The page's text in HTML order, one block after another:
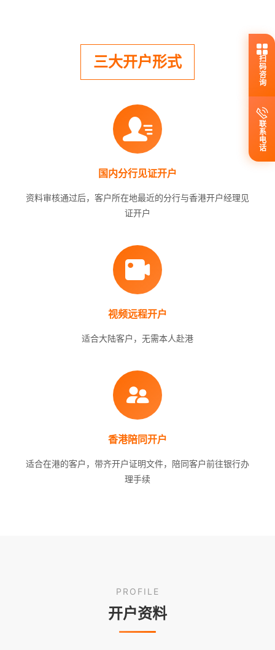
三大开户形式
国内分行见证开户
资料审核通过后，客户所在地最近的分行与香港开户经理见
证开户
视频远程开户
适合大陆客户，无需本人赴港
香港陪同开户
适合在港的客户，带齐开户证明文件，陪同客户前往银行办
理手续
PROFILE
开户资料
扫码咨询
联系电话